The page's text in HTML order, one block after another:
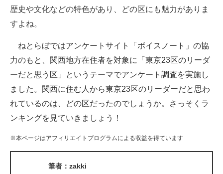
スマホと通信の最新トレンド
好きが集まる 比べて選べる
ビジネスと働き方のヒント
企業ITのトレンドを詳説
経営リーダーのコミュニティ
マーケ×ITの今がよく分かる
歴史や文化などの特色があり、どの区にも魅力がありま
すよね。
ねとらぼではアンケートサイト「ボイスノート」の協
力のもと、関西地方在住者を対象に「東京23区のリーダ
ーだと思う区」というテーマでアンケート調査を実施し
ました。関西に住む人から東京23区のリーダーだと思わ
れているのは、どの区だったのでしょうか。さっそくラ
ンキングを見ていきましょう！
※本ページはアフィリエイトプログラムによる収益を得ています
筆者：zakki